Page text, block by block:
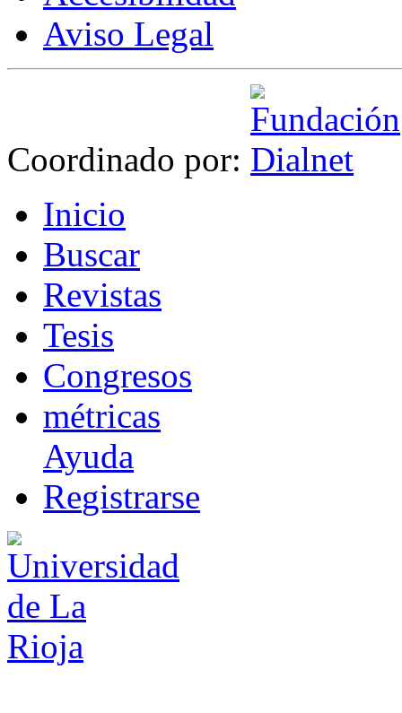
Aviso Legal
Coordinado por:
Inicio
Buscar
Revistas
Tesis
Congresos
métricas
Ayuda
Registrarse